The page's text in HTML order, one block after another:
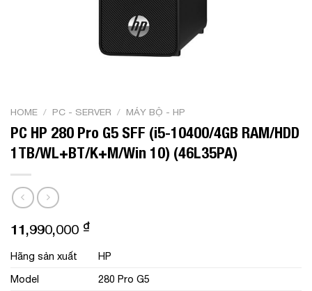
HOME / PC - SERVER / MÁY BỘ - HP
PC HP 280 Pro G5 SFF (i5-10400/4GB RAM/HDD
1TB/WL+BT/K+M/Win 10) (46L35PA)
11,990,000 ₫
Hãng sản xuất
HP
Model
280 Pro G5